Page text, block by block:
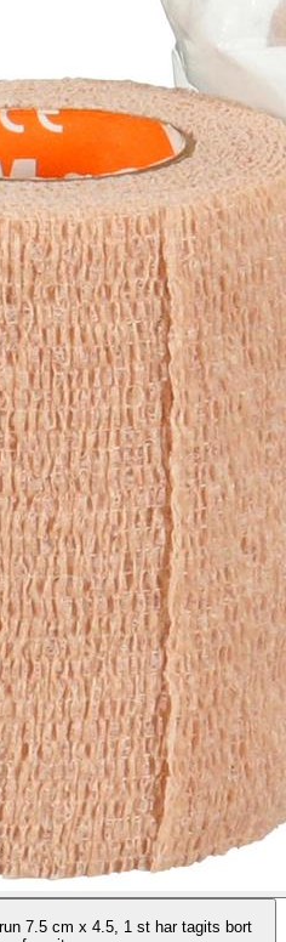
7.5 cm x 4.5, 1 st har tagits bort